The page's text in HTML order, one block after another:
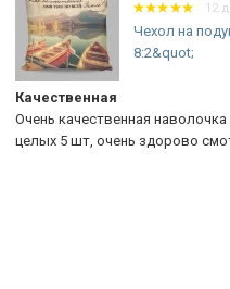
12
Чехол на
8:2&quot;
Качественная
Очень качественная наволочка
целых 5 шт, очень здорово